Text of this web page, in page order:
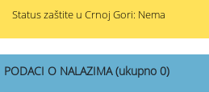
Status zaštite u Crnoj Gori: Nema
PODACI O NALAZIMA (ukupno 0)